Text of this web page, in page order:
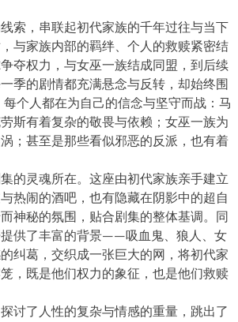
索，串联起初代家族的千年过往与当下
与家族内部的羁绊、个人的救赎紧密结
夺权力，与女巫一族结成同盟，到后续
季的剧情都充满悬念与反转，却始终围
每个人都在为自己的信念与坚守而战：马
斯有着复杂的敬畏与依赖；女巫一族为
；甚至是那些看似邪恶的反派，也有着
的灵魂所在。这座由初代家族亲手建立
热闹的酒吧，也有隐藏在阴影中的超自
神秘的氛围，贴合剧集的整体基调。同
供了丰富的背景——吸血鬼、狼人、女
纠葛，交织成一张巨大的网，将初代家
，既是他们权力的象征，也是他们救赎
讨了人性的复杂与情感的重量，跳出了